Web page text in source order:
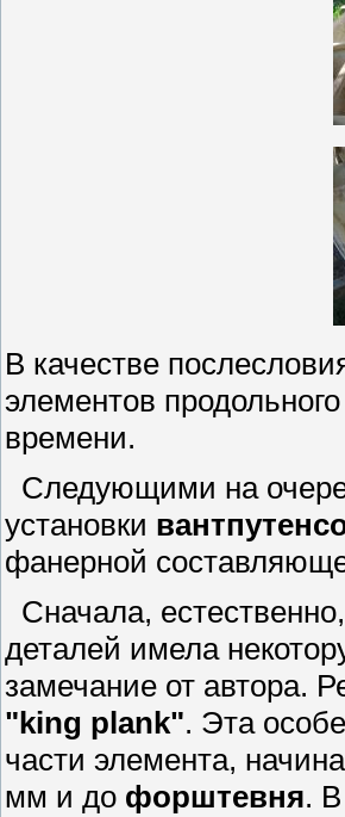
В качестве
элементов
времени.
Следующими на
установки
фанерной
Сначала,
деталей имела
замечание от автора.
"king plank". Эта
части элемента,
мм и до форштевня.